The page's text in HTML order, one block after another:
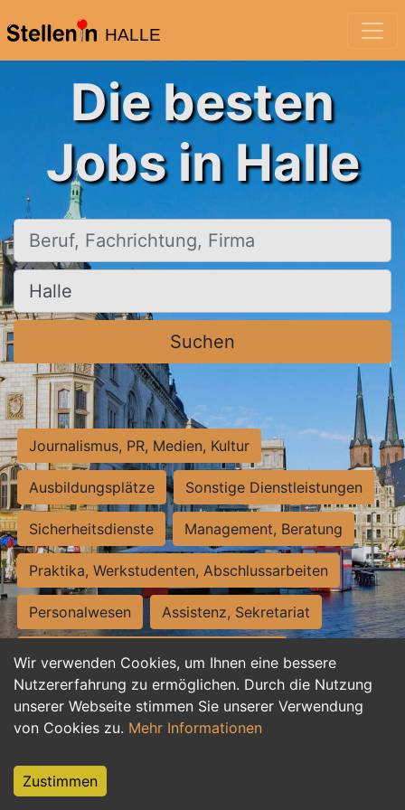
HALLE
Wir verwenden Cookies, um Ihnen eine bessere
Nutzererfahrung zu ermöglichen. Durch die Nutzung
unserer Webseite stimmen Sie unserer Verwendung
von Cookies zu. Mehr Informationen
Zustimmen
Die besten
Jobs in Halle
Beruf, Fachrichtung, Firma
Ort, Stadt
Suchen
Journalismus, PR, Medien, Kultur
Ausbildungsplätze Sonstige Dienstleistungen
Sicherheitsdienste Management, Beratung
Praktika, Werkstudenten, Abschlussarbeiten
Personalwesen Assistenz, Sekretariat
Hilfskräfte, Aushilfs- und Nebenjobs
Einkauf, Logistik, Materialwirtschaft
Weiterbildung, Studium, duale Ausbildung
Tourismus